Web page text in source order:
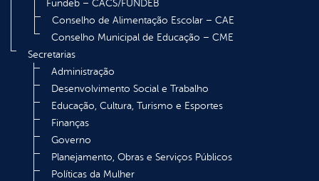
Fundeb – CACS/FUNDEB
Conselho de Alimentação Escolar – CAE
Conselho Municipal de Educação – CME
Secretarias
Administração
Desenvolvimento Social e Trabalho
Educação, Cultura, Turismo e Esportes
Finanças
Governo
Planejamento, Obras e Serviços Públicos
Políticas da Mulher